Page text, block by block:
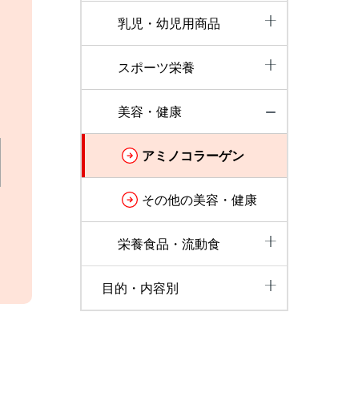
乳児・幼児用商品
スポーツ栄養
美容・健康
アミノコラーゲン
その他の美容・健康
栄養食品・流動食
目的・内容別